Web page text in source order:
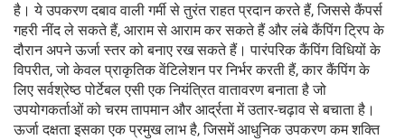
है। ये उपकरण दबाव वाली गर्मी से तुरंत राहत प्रदान करते हैं, जिससे कैंपर्स
गहरी नींद ले सकते हैं, आराम से आराम कर सकते हैं और लंबे कैंपिंग ट्रिप के
दौरान अपने ऊर्जा स्तर को बनाए रख सकते हैं। पारंपरिक कैंपिंग विधियों के
विपरीत, जो केवल प्राकृतिक वेंटिलेशन पर निर्भर करती हैं, कार कैंपिंग के
लिए सर्वश्रेष्ठ पोर्टेबल एसी एक नियंत्रित वातावरण बनाता है जो
उपयोगकर्ताओं को चरम तापमान और आर्द्रता में उतार-चढ़ाव से बचाता है।
ऊर्जा दक्षता इसका एक प्रमुख लाभ है, जिसमें आधुनिक उपकरण कम शक्ति